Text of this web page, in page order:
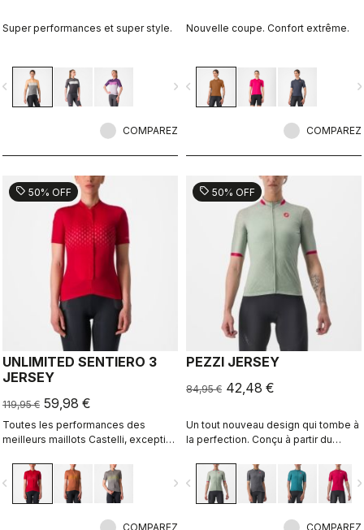
Super performances et super style.
navigate_next
COMPAREZ
Nouvelle coupe. Confort extrême.
navigate_before
COMPAREZ
sell 50% OFF
UNLIMITED SENTIERO 3
JERSEY
119,95 € 59,98 €
Toutes les performances des
meilleurs maillots Castelli, exception
navigate_next
COMPAREZ
sell 50% OFF
PEZZI JERSEY
84,95 € 42,48 €
Un tout nouveau design qui tombe à
la perfection. Conçu à partir du
maillot multi-activités est idéal pour
toutes vos sorties à vélo, offrant
confort lors des entraînements et
navigate_before
COMPAREZ